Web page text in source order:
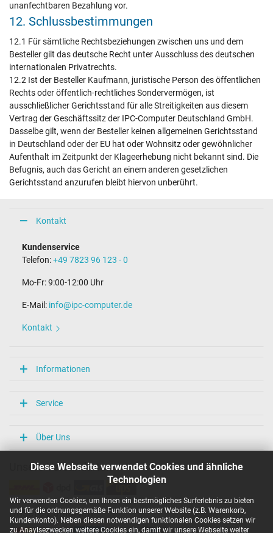
Diese Webseite verwendet Cookies und ähnliche
Technologien
Wir verwenden Cookies, um Ihnen ein bestmögliches Surferlebnis zu bieten
und für die ordnungsgemäße Funktion unserer Website (z.B. Warenkorb,
Kundenkonto). Neben diesen notwendigen funktionalen Cookies setzen wir
zu Anaylsezwecken weitere Cookies ein, damit wir unsere Webseite weiter
unanfechtbaren Bezahlung vor.
12. Schlussbestimmungen
12.1 Für sämtliche Rechtsbeziehungen zwischen uns und dem
Besteller gilt das deutsche Recht unter Ausschluss des deutschen
internationalen Privatrechts.
12.2 Ist der Besteller Kaufmann, juristische Person des öffentlichen
Rechts oder öffentlich-rechtliches Sondervermögen, ist
ausschließlicher Gerichtsstand für alle Streitigkeiten aus diesem
Vertrag der Geschäftssitz der IPC-Computer Deutschland GmbH.
Dasselbe gilt, wenn der Besteller keinen allgemeinen Gerichtsstand
in Deutschland oder der EU hat oder Wohnsitz oder gewöhnlicher
Aufenthalt im Zeitpunkt der Klageerhebung nicht bekannt sind. Die
Befugnis, auch das Gericht an einem anderen gesetzlichen
Gerichtsstand anzurufen bleibt hiervon unberührt.
Kontakt
Kundenservice
Telefon:+49 7823 96 123 - 0
Mo-Fr: 9:00-12:00 Uhr
E-Mail: info@ipc-computer.de
Kontakt
Informationen
Service
Über Uns
Unsere Versandarten
Unsere Zahlarten